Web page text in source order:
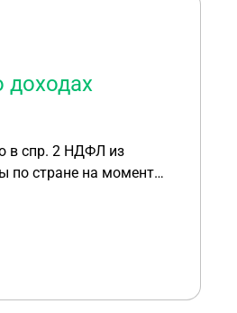
доходах
в спр. 2 НДФЛ из
по стране на момент
алиментов исходя из